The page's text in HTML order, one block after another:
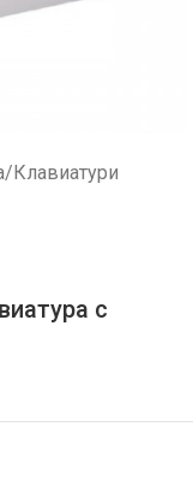
/Клавиатури
с